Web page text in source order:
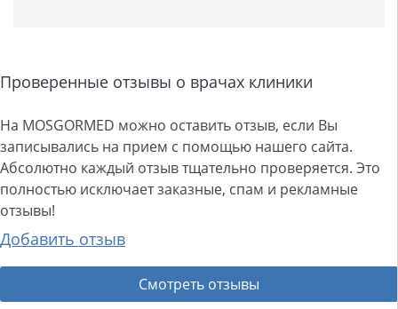
Проверенные отзывы о врачах клиники
На MOSGORMED можно оставить отзыв, если Вы
записывались на прием с помощью нашего сайта.
Абсолютно каждый отзыв тщательно проверяется. Это
полностью исключает заказные, спам и рекламные
отзывы!
Добавить отзыв
Смотреть отзывы